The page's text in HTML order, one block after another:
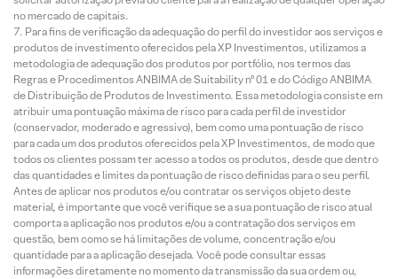
no mercado de capitais.
Para fins de verificação da adequação do perfil do investidor aos serviços e
produtos de investimento oferecidos pela XP Investimentos, utilizamos a
metodologia de adequação dos produtos por portfólio, nos termos das
Regras e Procedimentos ANBIMA de Suitability nº 01 e do Código ANBIMA
de Distribuição de Produtos de Investimento. Essa metodologia consiste em
atribuir uma pontuação máxima de risco para cada perfil de investidor
(conservador, moderado e agressivo), bem como uma pontuação de risco
para cada um dos produtos oferecidos pela XP Investimentos, de modo que
todos os clientes possam ter acesso a todos os produtos, desde que dentro
das quantidades e limites da pontuação de risco definidas para o seu perfil.
Antes de aplicar nos produtos e/ou contratar os serviços objeto deste
material, é importante que você verifique se a sua pontuação de risco atual
comporta a aplicação nos produtos e/ou a contratação dos serviços em
questão, bem como se há limitações de volume, concentração e/ou
quantidade para a aplicação desejada. Você pode consultar essas
informações diretamente no momento da transmissão da sua ordem ou,